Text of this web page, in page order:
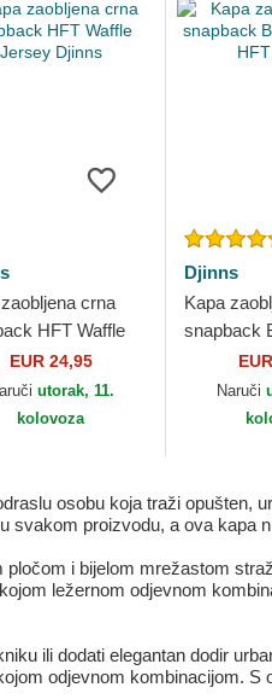
crna
HFT Waffle
Djinns
EUR 24,95
utorak, 11.
kolovoza
Djinns
Kapa
snapback
Cheered
Naruči
osobu koja traži opušten,
svakom proizvodu, a ova kapa
i bijelom mrežastom
ležernom odjevnom
ili dodati elegantan dodir
odjevnom kombinacijom.